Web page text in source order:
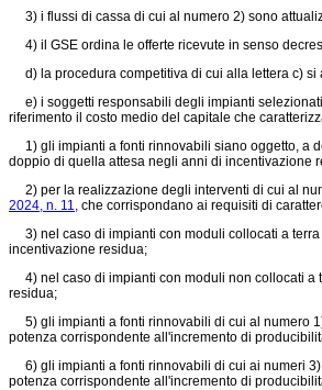
3) i flussi di cassa di cui al numero 2) sono
4) il GSE ordina le offerte ricevute in senso
d) la procedura competitiva di cui alla lettera c) si
e) i soggetti responsabili degli impianti
riferimento il costo medio del capitale che
1) gli impianti a fonti rinnovabili siano oggetto, a
doppio di quella attesa negli anni di incentivazione
2) per la realizzazione degli interventi di cui al
2024, n. 11, che corrispondano ai requisiti di
3) nel caso di impianti con moduli collocati a
incentivazione residua;
4) nel caso di impianti con moduli non collocati a
residua;
5) gli impianti a fonti rinnovabili di cui al numero
potenza corrispondente all'incremento di
6) gli impianti a fonti rinnovabili di cui ai numeri 3)
potenza corrispondente all'incremento di